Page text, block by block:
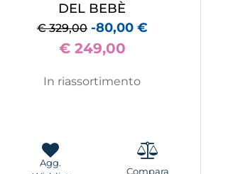
DEL BEBÈ
€ 329,00 -80,00 €
€ 249,00
In riassortimento
Agg.
Compara